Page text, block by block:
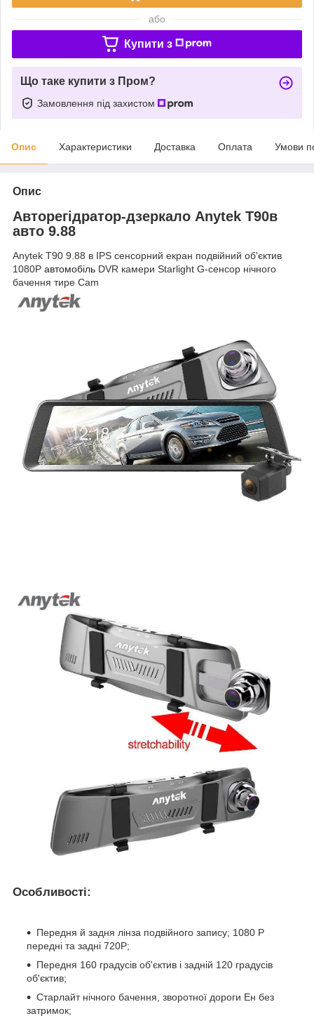
або
Купити з
Що таке купити з Пром?
Замовлення під захистом
Опис Характеристики Доставка Оплата Умови
Опис
Авторегідратор-дзеркало Anytek T90в
авто 9.88
Anytek T90 9.88 в IPS сенсорний екран подвійний об'єктив
1080P автомобіль DVR камери Starlight G-сенсор нічного
бачення тире Cam
Особливості:
Передня й задня лінза подвійного запису; 1080 P
передні та задні 720P;
Передня 160 градусів об'єктив і задній 120 градусів
об'єктив;
Старлайт нічного бачення, зворотної дороги Ен без
затримок;